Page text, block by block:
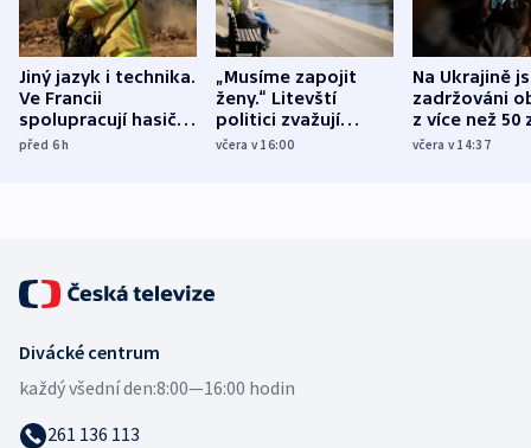
Jiný jazyk i technika.
Ve Francii
spolupracují hasiči z
různých zemí
před 6h
„Musíme zapojit
ženy.“ Litevští
politici zvažují
dohodu o
včera v 16:00
Na Ukrajině
zadržováni
z více než 50
Bojovali na
včera v 14:37
Divácké centrum
každý všední den:8:00—16:00 hodin
261 136 113